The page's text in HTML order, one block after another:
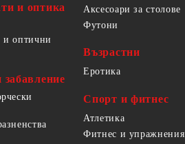
и оптика
и оптични
забавление
Аксесоари за столове
Футони
Възрастни
Еротика
Спорт и фитнес
Атлетика
Фитнес и упражнения